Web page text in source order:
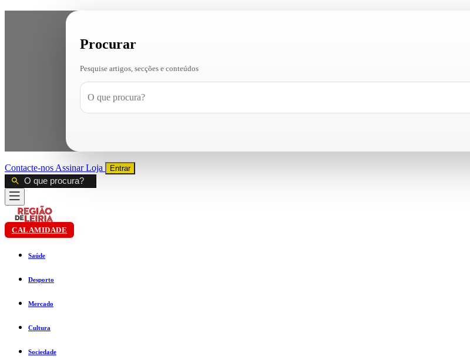
Procurar
Pesquise artigos, secções e conteúdos
Contacte-nos AssinarLoja Entrar
CALAMIDADE
Saúde
Desporto
Mercado
Cultura
Sociedade